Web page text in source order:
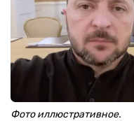
Фото иллюстративное.